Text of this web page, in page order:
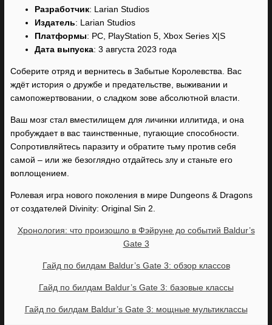
Разработчик: Larian Studios
Издатель: Larian Studios
Платформы: PC, PlayStation 5, Xbox Series X|S
Дата выпуска: 3 августа 2023 года
Соберите отряд и вернитесь в Забытые Королевства. Вас
ждёт история о дружбе и предательстве, выживании и
самопожертвовании, о сладком зове абсолютной власти.
Ваш мозг стал вместилищем для личинки иллитида, и она
пробуждает в вас таинственные, пугающие способности.
Сопротивляйтесь паразиту и обратите тьму против себя
самой – или же безоглядно отдайтесь злу и станьте его
воплощением.
Ролевая игра нового поколения в мире Dungeons & Dragons
от создателей Divinity: Original Sin 2.
Хронология: что произошло в Фэйруне до событий Baldur’s
Gate 3
Гайд по билдам Baldur’s Gate 3: обзор классов
Гайд по билдам Baldur’s Gate 3: базовые классы
Гайд по билдам Baldur’s Gate 3: мощные мультиклассы